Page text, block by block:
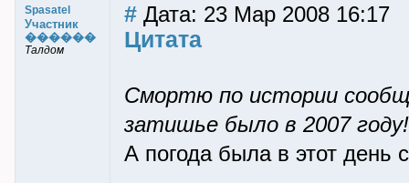
Spasatel
Участник
������
Талдом
# Дата: 23 Мар 2008 16:17
Цитата
Смортю по истории
затишье было в 2007 году!
А погода была в этот день